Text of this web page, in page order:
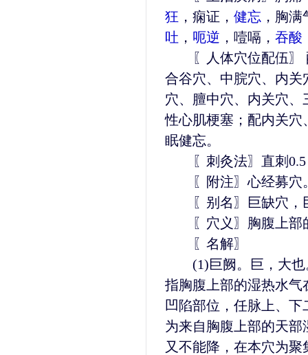
狂 ，痫证， 健忘 ，胸
吐 ， 呃逆 ，噎嗝， 吞酸
〖人体穴位配伍〗
合谷穴、中脘穴、内
穴、膻中穴、内关穴
性心肌梗塞；配内关穴
眠健忘。
〖刺灸法〗直刺0.5
〖附注〗心经募穴
〖别名〗巨缺穴，
〖穴义〗胸腹上部
〖名解〗
(1)巨阙。巨，大也
指胸腹上部的湿热水
凹陷部位，任脉上、
为来自胸腹上部的天
又不能降，在本穴为